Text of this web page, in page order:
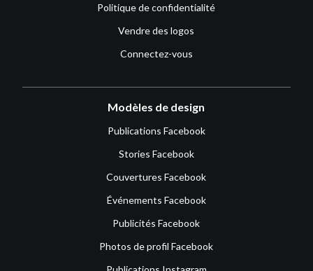
Politique de confidentialité
Vendre des logos
Connectez-vous
Modèles de design
Publications Facebook
Stories Facebook
Couvertures Facebook
Événements Facebook
Publicités Facebook
Photos de profil Facebook